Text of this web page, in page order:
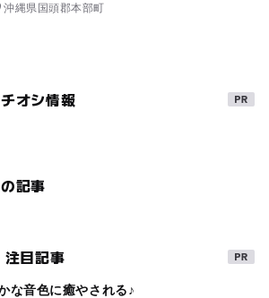
沖縄県国頭郡本部町
オシ情報
記事
注目記事
な音色に癒やされる♪